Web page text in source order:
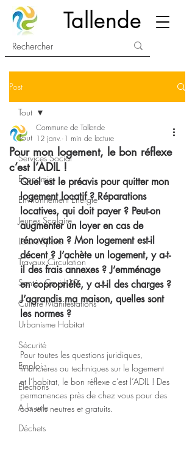
Tallende
Post
Tout
Services Social
Economie
Environnement Energie
Jeunes Scolaire
Loisirs Sports
Travaux Circulation
Santé - Covid-19
Culture Manifestations
Urbanisme Habitat
Sécurité
Emploi
Élections
A la une
Déchets
Tout
Pour mon logement, le bon réflexe
c’est l’ADIL !
Commune de Tallende
12 janv. 1 min de lecture
Quel est le préavis pour quitter mon
logement locatif ? Réparations
locatives, qui doit payer ? Peut-on
augmenter un loyer en cas de
rénovation ? Mon logement est-il
décent ? J’achète un logement, y a-t-
il des frais annexes ? J’emménage
en copropriété, y a-t-il des charges ?
J’agrandis ma maison, quelles sont
les normes ?
Pour toutes les questions juridiques,
financières ou techniques sur le logement
et l’habitat, le bon réflexe c’est l’ADIL ! Des
permanences près de chez vous pour des
conseils neutres et gratuits.